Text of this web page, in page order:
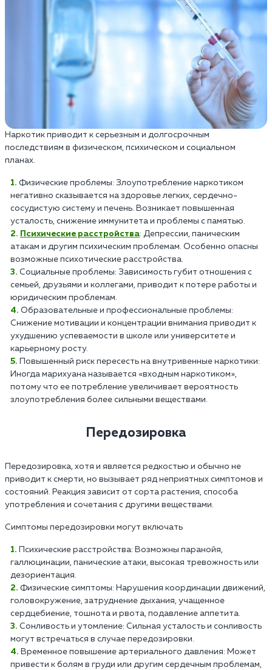
Наркотик приводит к серьезным и долгосрочным
последствиям в физическом, психическом и социальном
планах.
Физические проблемы: Злоупотребление наркотиком
негативно сказывается на здоровье легких, сердечно-
сосудистую систему и печень. Возникает повышенная
усталость, снижение иммунитета и проблемы с памятью.
Психические расстройства: Депрессии, паническим
атакам и другим психическим проблемам. Особенно опасны
возможные психотические расстройства.
Социальные проблемы: Зависимость губит отношения с
семьей, друзьями и коллегами, приводит к потере работы и
юридическим проблемам.
Образовательные и профессиональные проблемы:
Снижение мотивации и концентрации внимания приводит к
ухудшению успеваемости в школе или университете и
карьерному росту.
Повышенный риск пересесть на внутривенные наркотики:
Иногда марихуана называется «входным наркотиком»,
потому что ее потребление увеличивает вероятность
злоупотребления более сильными веществами.
Передозировка
Передозировка, хотя и является редкостью и обычно не
приводит к смерти, но вызывает ряд неприятных симптомов и
состояний. Реакция зависит от сорта растения, способа
употребления и сочетания с другими веществами.
Симптомы передозировки могут включать
Психические расстройства: Возможны паранойя,
галлюцинации, панические атаки, высокая тревожность или
дезориентация.
Физические симптомы: Нарушения координации движений,
головокружение, затруднение дыхания, учащенное
сердцебиение, тошнота и рвота, подавление аппетита.
Сонливость и утомление: Сильная усталость и сонливость
могут встречаться в случае передозировки.
Временное повышение артериального давления: Может
привести к болям в груди или другим сердечным проблемам,